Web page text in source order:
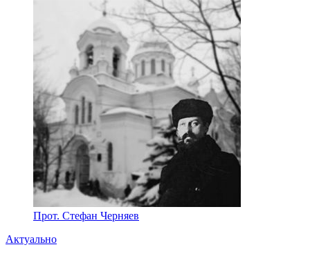
Прот. Стефан Черняев
Актуально